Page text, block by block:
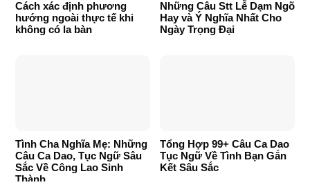
Cách xác định phương
hướng ngoài thực tế khi
không có la bàn
Những Câu Stt Lễ Dạm Ngõ
Hay và Ý Nghĩa Nhất Cho
Ngày Trọng Đại
Tình Cha Nghĩa Mẹ: Những
Câu Ca Dao, Tục Ngữ Sâu
Sắc Về Công Lao Sinh
Thành
Tổng Hợp 99+ Câu Ca Dao
Tục Ngữ Về Tình Bạn Gắn
Kết Sâu Sắc